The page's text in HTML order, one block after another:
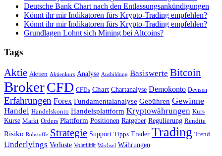
Deutsche Bank Chart nach den Entlassungsankündigungen
Könnt ihr mir Indikatoren fürs Krypto-Trading empfehlen?
Könnt ihr mir Indikatoren fürs Krypto-Trading empfehlen?
Grundlagen Lohnt sich Mining bei Altcoins?
Tags
Aktie Aktien Aktienkurs Analyse Ausbildung Basiswerte Bitcoin
BrokerCFD CFDs Chart Chartanalyse Demokonto Devisen
Erfahrungen Forex Fundamentalanalyse Gebühren Gewinne
Handel Handelskonto Handelsplattform Kryptowährungen Kurs
Kurse Markt Orders Plattform Positionen Ratgeber Regulierung Rendite
Risiko Rohstoffe Strategie Support Tipps Trader Trading Trend
Underlyings Verluste Volatilität Wechsel Währungen